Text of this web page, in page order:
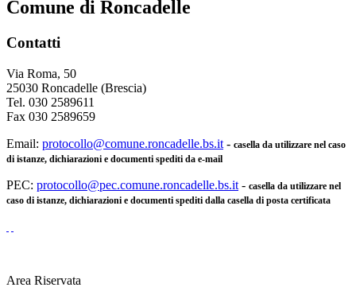
Comune di Roncadelle
Contatti
Via Roma, 50
25030 Roncadelle (Brescia)
Tel. 030 2589611
Fax 030 2589659
Email: protocollo@comune.roncadelle.bs.it - casella da utilizzare nel caso
di istanze, dichiarazioni e documenti spediti da e-mail
PEC: protocollo@pec.comune.roncadelle.bs.it - casella da utilizzare nel
caso di istanze, dichiarazioni e documenti spediti dalla casella di posta certificata
Area Riservata